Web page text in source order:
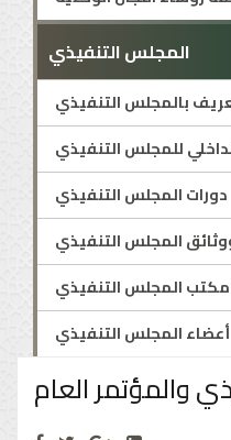
المجلس التنفيذي
بالمجلس التنفيذي
للمجلس التنفيذي
دورات المجلس التنفيذي
المجلس التنفيذي
المجلس التنفيذي
أعضاء المجلس التنفيذي
والمؤتمر العام